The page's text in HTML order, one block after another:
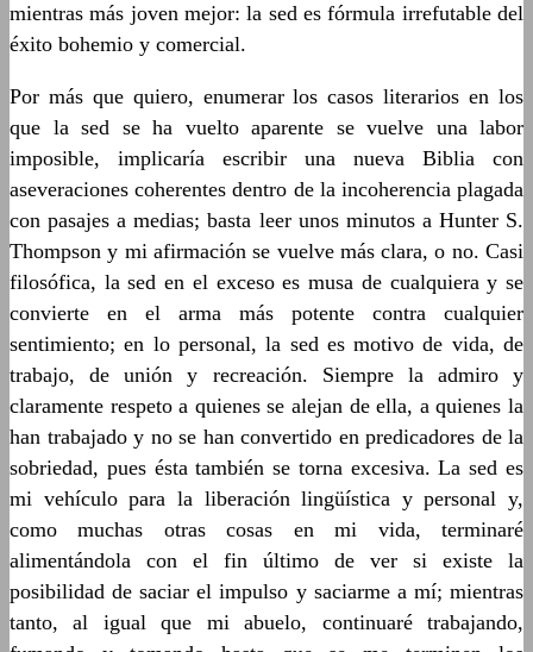
mientras más joven mejor: la sed es fórmula irrefutable del
éxito bohemio y comercial.
Por más que quiero, enumerar los casos literarios en los
que la sed se ha vuelto aparente se vuelve una labor
imposible, implicaría escribir una nueva Biblia con
aseveraciones coherentes dentro de la incoherencia plagada
con pasajes a medias; basta leer unos minutos a Hunter S.
Thompson y mi afirmación se vuelve más clara, o no. Casi
filosófica, la sed en el exceso es musa de cualquiera y se
convierte en el arma más potente contra cualquier
sentimiento; en lo personal, la sed es motivo de vida, de
trabajo, de unión y recreación. Siempre la admiro y
claramente respeto a quienes se alejan de ella, a quienes la
han trabajado y no se han convertido en predicadores de la
sobriedad, pues ésta también se torna excesiva. La sed es
mi vehículo para la liberación lingüística y personal y,
como muchas otras cosas en mi vida, terminaré
alimentándola con el fin último de ver si existe la
posibilidad de saciar el impulso y saciarme a mí; mientras
tanto, al igual que mi abuelo, continuaré trabajando,